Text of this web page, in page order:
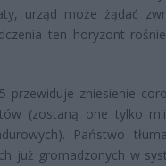
urząd może żądać
ten horyzont
przewiduje zniesienie
(zostaną one tylko
Państwo
już gromadzonych w